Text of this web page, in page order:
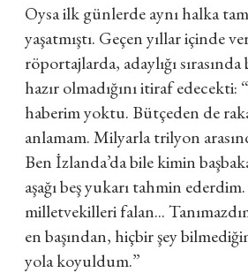
Oysa ilk günlerde aynı halka
yaşatmıştı. Geçen yıllar içinde
röportajlarda, adaylığı sırasında
hazır olmadığını itiraf edecekti:
haberim yoktu. Bütçeden de
anlamam. Milyarla trilyon
Ben İzlanda’da bile kimin
aşağı beş yukarı tahmin
milletvekilleri falan...
en başından, hiçbir şey
yola koyuldum.”